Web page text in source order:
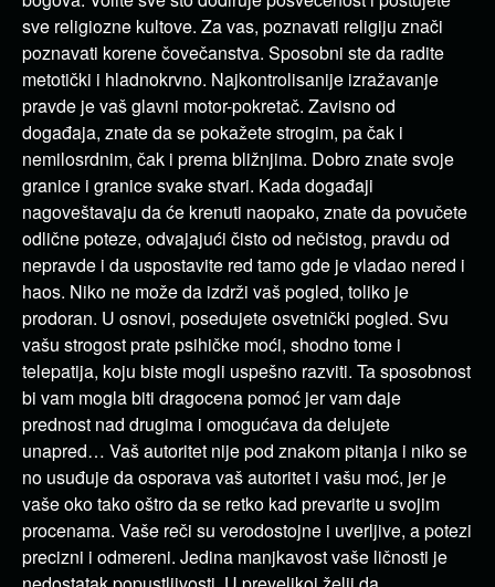
sve religiozne kultove. Za vas, poznavati religiju znači
poznavati korene čovečanstva. Sposobni ste da radite
metotički i hladnokrvno. Najkontrolisanije izražavanje
pravde je vaš glavni motor-pokretač. Zavisno od
događaja, znate da se pokažete strogim, pa čak i
nemilosrdnim, čak i prema bližnjima. Dobro znate svoje
granice i granice svake stvari. Kada događaji
nagoveštavaju da će krenuti naopako, znate da povučete
odlične poteze, odvajajući čisto od nečistog, pravdu od
nepravde i da uspostavite red tamo gde je vladao nered i
haos. Niko ne može da izdrži vaš pogled, toliko je
prodoran. U osnovi, posedujete osvetnički pogled. Svu
vašu strogost prate psihičke moći, shodno tome i
telepatija, koju biste mogli uspešno razviti. Ta sposobnost
bi vam mogla biti dragocena pomoć jer vam daje
prednost nad drugima i omogućava da delujete
unapred… Vaš autoritet nije pod znakom pitanja i niko se
no usuđuje da osporava vaš autoritet i vašu moć, jer je
vaše oko tako oštro da se retko kad prevarite u svojim
procenama. Vaše reči su verodostojne i uverljive, a potezi
precizni i odmereni. Jedina manjkavost vaše ličnosti je